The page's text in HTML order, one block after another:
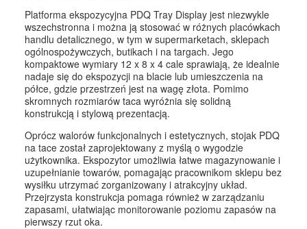
Platforma ekspozycyjna PDQ Tray Display jest niezwykle
wszechstronna i można ją stosować w różnych placówkach
handlu detalicznego, w tym w supermarketach, sklepach
ogólnospożywczych, butikach i na targach. Jego
kompaktowe wymiary 12 x 8 x 4 cale sprawiają, że idealnie
nadaje się do ekspozycji na blacie lub umieszczenia na
półce, gdzie przestrzeń jest na wagę złota. Pomimo
skromnych rozmiarów taca wyróżnia się solidną
konstrukcją i stylową prezentacją.
Oprócz walorów funkcjonalnych i estetycznych, stojak PDQ
na tace został zaprojektowany z myślą o wygodzie
użytkownika. Ekspozytor umożliwia łatwe magazynowanie i
uzupełnianie towarów, pomagając pracownikom sklepu bez
wysiłku utrzymać zorganizowany i atrakcyjny układ.
Przejrzysta konstrukcja pomaga również w zarządzaniu
zapasami, ułatwiając monitorowanie poziomu zapasów na
pierwszy rzut oka.